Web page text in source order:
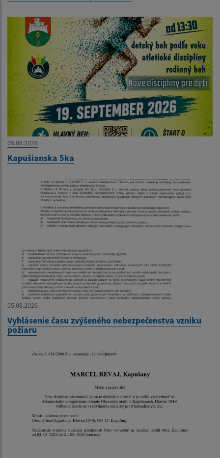
05.08.2026
Kapušianska 5ka
05.08.2026
Vyhlásenie času zvýšeného nebezpečenstva vzniku
požiaru